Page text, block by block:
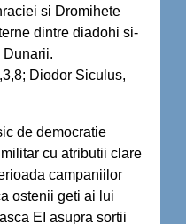
si Dromihete
dintre diadohi si-
Dunarii.
Diodor Siculus,
de democratie
cu atributii clare
campaniilor
ostenii geti ai lui
EI asupra sortii